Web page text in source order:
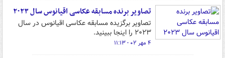
تصاویر برنده مسابقه عکاسی اقیانوس سال ۲۰۲۳
تصاویر برگزیده مسابقه عکاسی اقیانوس در سال
۲۰۲۳ را اینجا ببینید.
۴ مهر ۰۲ - ۱۱:۱۳